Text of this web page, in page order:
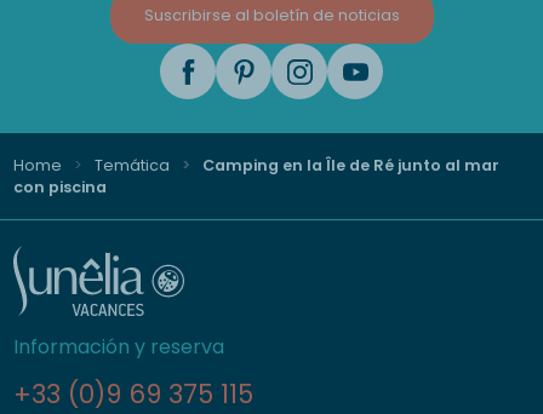
Suscribirse al boletín de noticias
Home Temática
Camping en la Île de Ré junto al mar
con piscina
Información y reserva
+33 (0)9 69 375 115